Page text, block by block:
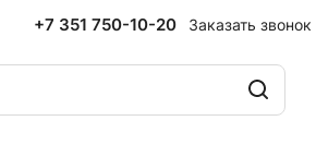
+7 351 750-10-20 Заказать звонок